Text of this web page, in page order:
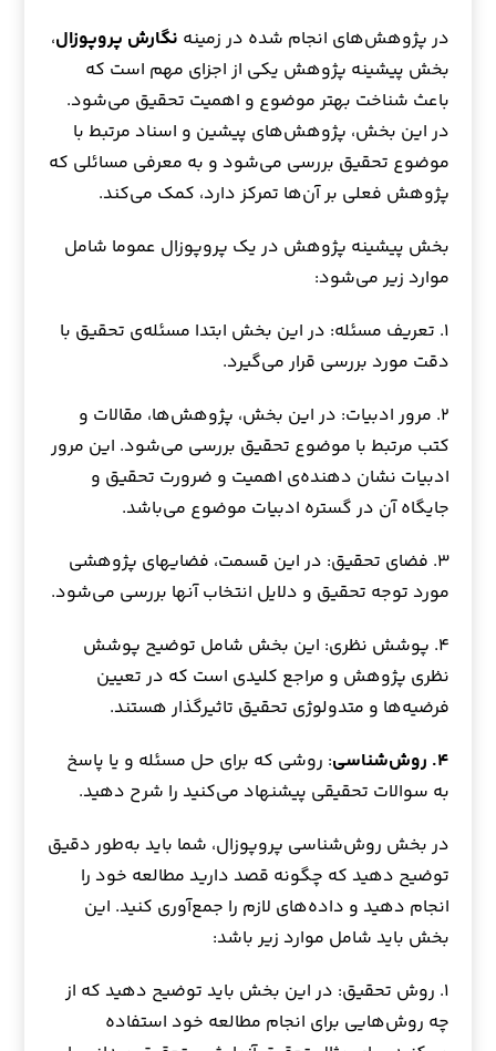
در پژوهش‌های انجام شده در زمینه نگارش پروپوزال،
بخش پیشینه پژوهش یکی از اجزای مهم است که
باعث شناخت بهتر موضوع و اهمیت تحقیق می‌شود.
در این بخش، پژوهش‌های پیشین و اسناد مرتبط با
موضوع تحقیق بررسی می‌شود و به معرفی مسائلی که
پژوهش فعلی بر آن‌ها تمرکز دارد، کمک می‌کند.
بخش پیشینه پژوهش در یک پروپوزال عموما شامل
موارد زیر می‌شود:
۱. تعریف مسئله: در این بخش ابتدا مسئله‌ی تحقیق با
دقت مورد بررسی قرار می‌گیرد.
۲. مرور ادبیات: در این بخش، پژوهش‌ها، مقالات و
کتب مرتبط با موضوع تحقیق بررسی می‌شود. این مرور
ادبیات نشان دهنده‌ی اهمیت و ضرورت تحقیق و
جایگاه آن در گستره ادبیات موضوع می‌باشد.
۳. فضای تحقیق: در این قسمت، فضایهای پژوهشی
مورد توجه تحقیق و دلایل انتخاب آنها بررسی می‌شود.
۴. پوشش نظری: این بخش شامل توضیح پوشش
نظری پژوهش و مراجع کلیدی است که در تعیین
فرضیه‌ها و متدولوژی تحقیق تاثیرگذار هستند.
۴. روش‌شناسی
: روشی که برای حل مسئله و یا پاسخ
به سوالات تحقیقی پیشنهاد می‌کنید را شرح دهید.
در بخش روش‌شناسی پروپوزال، شما باید به‌طور دقیق
توضیح دهید که چگونه قصد دارید مطالعه خود را
انجام دهید و داده‌های لازم را جمع‌آوری کنید. این
بخش باید شامل موارد زیر باشد:
۱. روش تحقیق: در این بخش باید توضیح دهید که از
چه روش‌هایی برای انجام مطالعه خود استفاده